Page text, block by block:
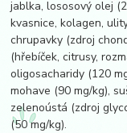
jablka, lososový olej
kvasnice, kolagen,
chrupavky (zdroj
(hřebíček, citrusy,
oligosacharidy (120
mohave (90 mg/kg),
zelenoústá (zdroj
(50 mg/kg).